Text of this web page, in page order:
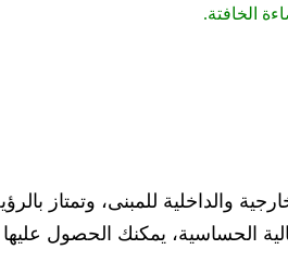
الخافتة.
والداخلية للمبنى، وتمتاز بالرؤية
الحساسية، يمكنك الحصول